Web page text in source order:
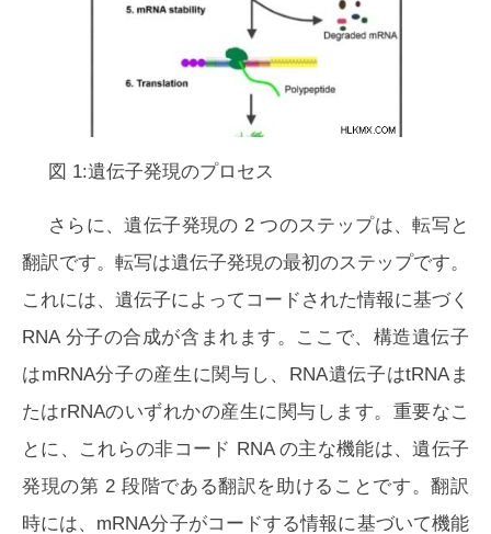
図 1:遺伝子発現のプロセス
さらに、遺伝子発現の 2 つのステップは、転写と
翻訳です。転写は遺伝子発現の最初のステップです。
これには、遺伝子によってコードされた情報に基づく
RNA 分子の合成が含まれます。ここで、構造遺伝子
はmRNA分子の産生に関与し、RNA遺伝子はtRNAま
たはrRNAのいずれかの産生に関与します。重要なこ
とに、これらの非コード RNA の主な機能は、遺伝子
発現の第 2 段階である翻訳を助けることです。翻訳
時には、mRNA分子がコードする情報に基づいて機能